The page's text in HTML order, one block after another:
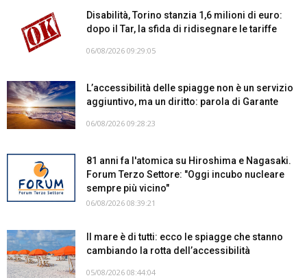
Disabilità, Torino stanzia 1,6 milioni di euro:
dopo il Tar, la sfida di ridisegnare le tariffe
06/08/2026 09:29:05
L’accessibilità delle spiagge non è un servizio
aggiuntivo, ma un diritto: parola di Garante
06/08/2026 09:28:23
81 anni fa l'atomica su Hiroshima e Nagasaki.
Forum Terzo Settore: "Oggi incubo nucleare
sempre più vicino"
06/08/2026 08:39:21
Il mare è di tutti: ecco le spiagge che stanno
cambiando la rotta dell’accessibilità
05/08/2026 08:44:04